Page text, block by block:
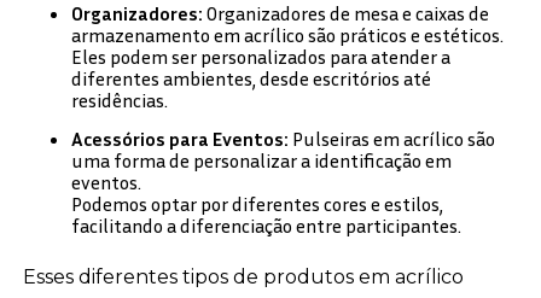
Organizadores: Organizadores de mesa e caixas de
armazenamento em acrílico são práticos e estéticos.
Eles podem ser personalizados para atender a
diferentes ambientes, desde escritórios até
residências.
Acessórios para Eventos: Pulseiras em acrílico são
uma forma de personalizar a identificação em
eventos.
Podemos optar por diferentes cores e estilos,
facilitando a diferenciação entre participantes.
Esses diferentes tipos de produtos em acrílico